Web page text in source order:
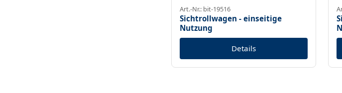
Art.-Nr.: bit-19516
Sichtrollwagen - einseitige
Nutzung
Details